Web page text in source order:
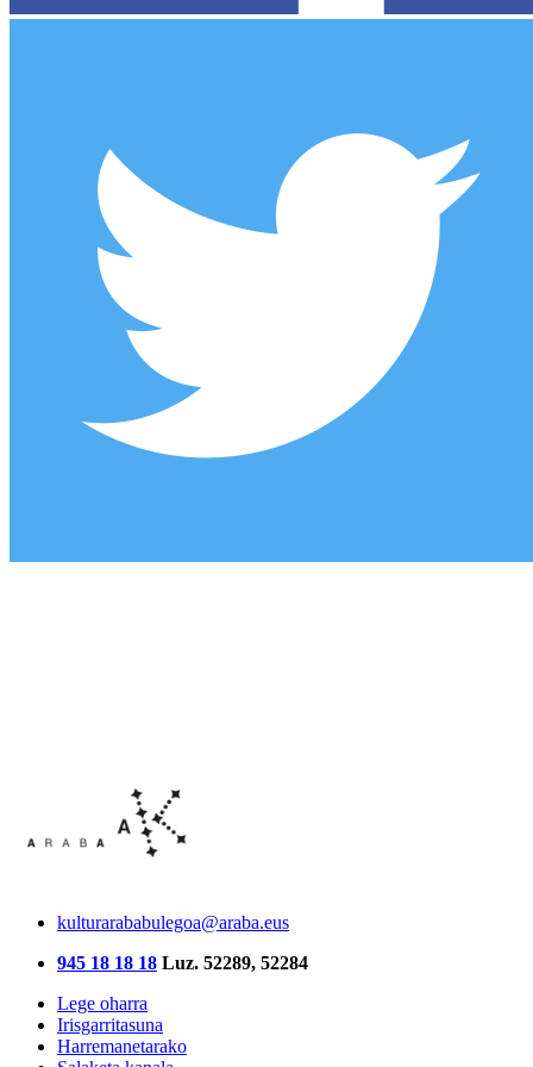
kulturarababulegoa@araba.eus
945 18 18 18 Luz. 52289, 52284
Lege oharra
Irisgarritasuna
Harremanetarako